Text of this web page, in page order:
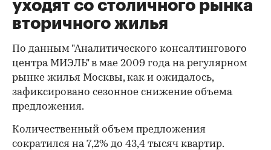
уходят со столичного рынка
вторичного жилья
По данным "Аналитического консалтингового
центра МИЭЛЬ" в мае 2009 года на регулярном
рынке жилья Москвы, как и ожидалось,
зафиксировано сезонное снижение объема
предложения.
Количественный объем предложения
сократился на 7,2% до 43,4 тысяч квартир.